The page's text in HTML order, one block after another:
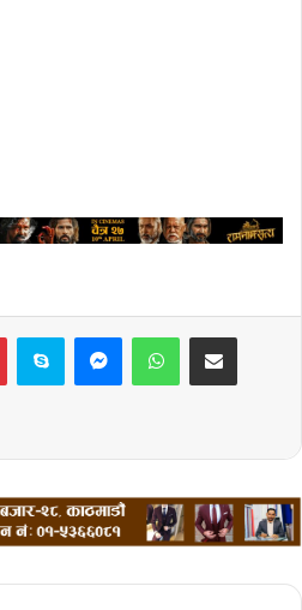
PinterestSkype MessengerWhatsAppShare via Email